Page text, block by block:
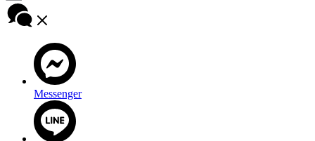
Messenger